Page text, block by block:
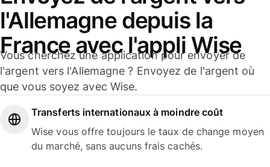
l'Allemagne depuis la
France avec l'appli Wise
Vous cherchez une application pour envoyer de
l'argent vers l'Allemagne ? Envoyez de l'argent où
que vous soyez avec Wise.
Transferts internationaux à moindre coût
Wise vous offre toujours le taux de change moyen
du marché, sans aucuns frais cachés.